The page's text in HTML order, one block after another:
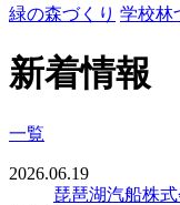
緑の森づくり 学校林
新着情報
一覧
2026.06.19
琵琶湖汽船株